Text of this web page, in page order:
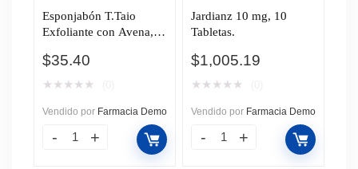
Esponjabón T.Taio
Exfoliante con Avena,
$35.40
★ ★ ★ ★ ★
Vendido por Farmacia Demo
Jardianz 10 mg, 10
Tabletas.
$1,005.19
★ ★ ★ ★ ★
Vendido por Farmacia Demo